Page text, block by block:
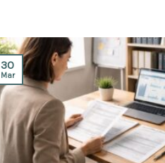
30
Mar